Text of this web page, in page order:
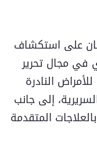
على استكشاف
في مجال تحرير
النادرة
إلى جانب
المتقدمة